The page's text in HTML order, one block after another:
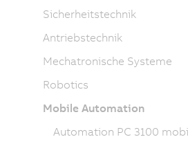
Sicherheitstechnik
Antriebstechnik
Mechatronische Systeme
Robotics
Mobile Automation
Automation PC 3100